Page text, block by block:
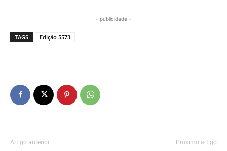
- publicidade -
TAGS Edição 5573
Artigo anterior Próximo artigo